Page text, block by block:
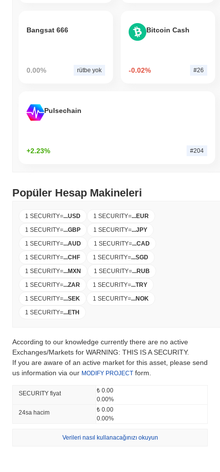
Bangsat 666
0.00% rütbe yok
Bitcoin Cash
-0.02% #26
Pulsechain
+2.23% #204
Popüler Hesap Makineleri
1 SECURITY=...USD 1 SECURITY=...EUR
1 SECURITY=...GBP 1 SECURITY=...JPY
1 SECURITY=...AUD 1 SECURITY=...CAD
1 SECURITY=...CHF 1 SECURITY=...SGD
1 SECURITY=...MXN 1 SECURITY=...RUB
1 SECURITY=...ZAR 1 SECURITY=...TRY
1 SECURITY=...SEK 1 SECURITY=...NOK
1 SECURITY=...ETH
According to our knowledge currently there are no active
Exchanges/Markets for WARNING: THIS IS A SECURITY.
If you are aware of an active market for this asset, please send
us information via our MODIFY PROJECT form.
SECURITY fiyat
₺ 0.00
0.00%
24sa hacim
₺ 0.00
0.00%
Verileri nasıl kullanacağınızı okuyun